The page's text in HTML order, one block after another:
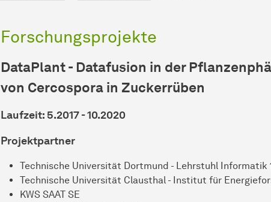
Forschungsprojekte
DataPlant - Datafusion in der
von Cercospora in Zuckerrüben
Laufzeit: 5.2017 - 10.2020
Projektpartner
Technische Universität Dortmund - Lehrstuhl Informatik
Technische Universität Clausthal - Institut für
KWS SAAT SE